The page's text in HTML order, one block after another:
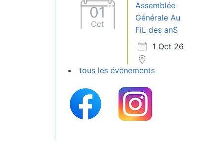
01
Oct
Assemblée
Générale Au
FiL des anS
1 Oct 26
tous les évènements